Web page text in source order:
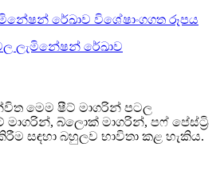
මෙම ෂීට් මාගරින් පටල
මාගරින්, බ්ලොක් මාගරින්, පෆ් පේස්ට්‍රි
සඳහා බහුලව භාවිතා කළ හැකිය.